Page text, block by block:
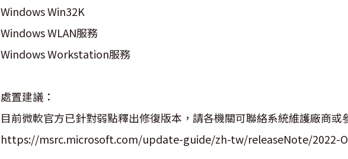
Windows Win32K
Windows WLAN服務
Windows Workstation服務
處置建議：
目前微軟官方已針對弱點釋出修復版本，請各機關可聯絡系統維護廠商或
https://msrc.microsoft.com/update-guide/zh-tw/releaseNote/2022-